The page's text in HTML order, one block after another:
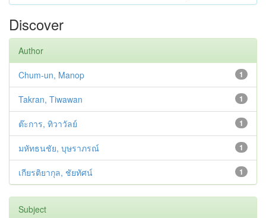
Discover
Author
1
Chum-un, Manop
1
Takran, Tiwawan
1
ต๊ะการ, ทิวาวัลย์
1
มหัทธนชัย, บุษราภรณ์
1
เกียรติยากุล, ชัยทัศน์
Subject